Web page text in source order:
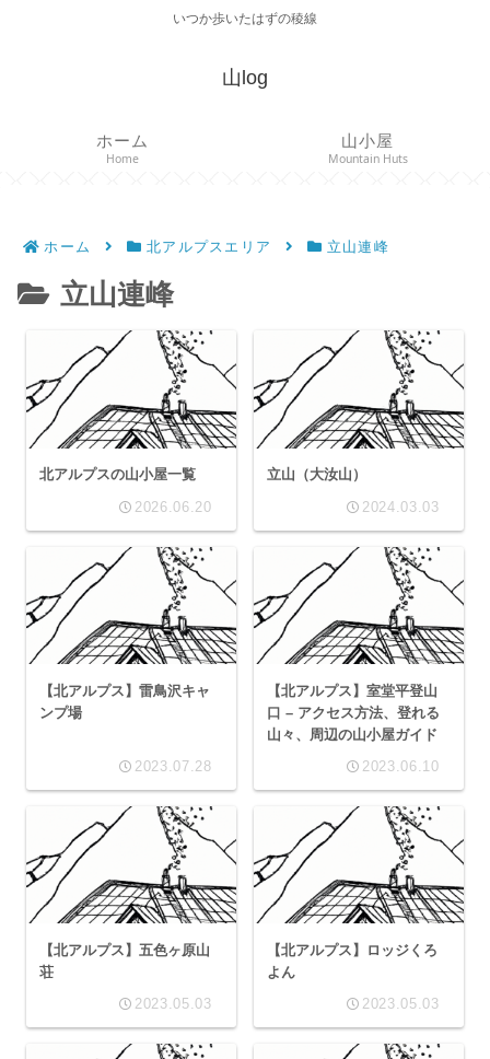
いつか歩いたはずの稜線
山log
ホーム
Home
山小屋
Mountain Huts
ホーム 北アルプスエリア 立山連峰
立山連峰
北アルプスの山小屋一覧
2026.06.20
立山（大汝山）
2024.03.03
【北アルプス】雷鳥沢キャ
ンプ場
2023.07.28
【北アルプス】室堂平登山
口 – アクセス方法、登れる
山々、周辺の山小屋ガイド
2023.06.10
【北アルプス】五色ヶ原山
荘
2023.05.03
【北アルプス】ロッジくろ
よん
2023.05.03